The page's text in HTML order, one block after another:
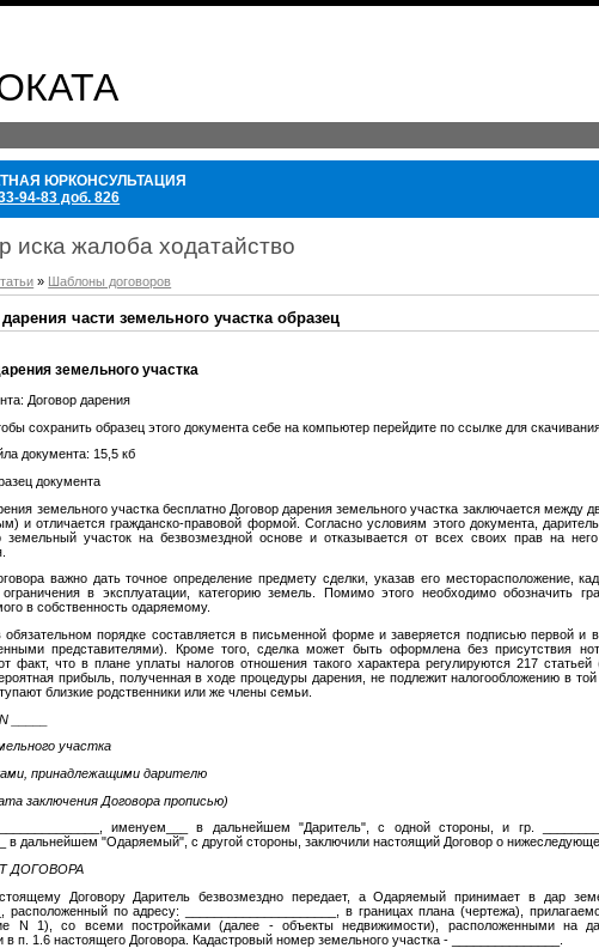
ЮРКОНСУЛЬТАЦИЯ
94-83 доб. 826
иска жалоба ходатайство
» Шаблоны договоров
части земельного участка образец
земельного участка
Договор дарения
сохранить образец этого документа себе на компьютер перейдите по ссылке для
документа: 15,5 кб
документа
земельного участка бесплатно Договор дарения земельного участка заключается между
и отличается гражданско-правовой формой. Согласно условиям этого документа,
земельный участок на безвозмездной основе и отказывается от всех своих прав на
важно дать точное определение предмету сделки, указав его месторасположение,
в эксплуатации, категорию земель. Помимо этого необходимо обозначить
в собственность одаряемому.
обязательном порядке составляется в письменной форме и заверяется подписью первой и
представителями). Кроме того, сделка может быть оформлена без присутствия
факт, что в плане уплаты налогов отношения такого характера регулируются 217
прибыль, полученная в ходе процедуры дарения, не подлежит налогообложению в той
близкие родственники или же члены семьи.
участка
принадлежащими дарителю
заключения Договора прописью)
именуем___ в дальнейшем "Даритель", с одной стороны, и гр.
в дальнейшем "Одаряемый", с другой стороны, заключили настоящий Договор о
ДОГОВОРА
Договору Даритель безвозмездно передает, а Одаряемый принимает в дар
расположенный по адресу: _____________________, в границах плана (чертежа),
N 1), со всеми постройками (далее - объекты недвижимости), расположенными на
в п. 1.6 настоящего Договора. Кадастровый номер земельного участка - _______________.